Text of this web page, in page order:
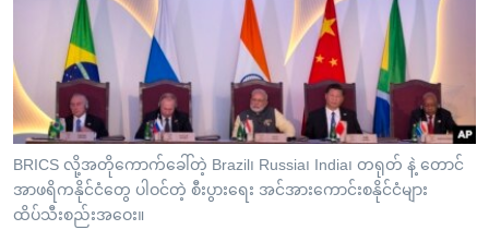
စာမျက်နှာ
ကျော်
ကြည့်
ရန်
ရှာဖွေ
သုတပဒေသာ အင်္ဂလိပ်စာ
Learning English
ဗွီအိုအေ လူမှုကွန်ယက်များ
ဘာသာစကားများ
BRICS လို့အတိုကောက်ခေါ်တဲ့ Brazil၊ Russia၊ India၊ တရုတ် နဲ့ တောင်
အာဖရိကနိုင်ငံတွေ ပါဝင်တဲ့ စီးပွားရေး အင်အားကောင်းစနိုင်ငံများ
ထိပ်သီးစည်းအဝေး။